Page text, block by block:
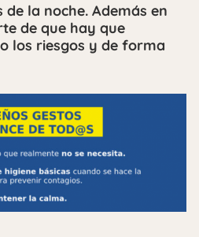
la noche. Además en
de que hay que
los riesgos y de forma